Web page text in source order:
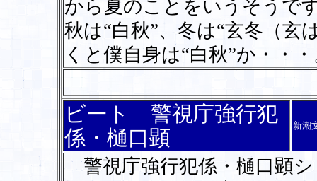
から夏のことをいうそうで
秋は“白秋”、冬は“玄冬（玄
くと僕自身は“白秋”か・・
ビート 警視庁強行犯
係・樋口顕
新潮
警視庁強行犯係・樋口顕